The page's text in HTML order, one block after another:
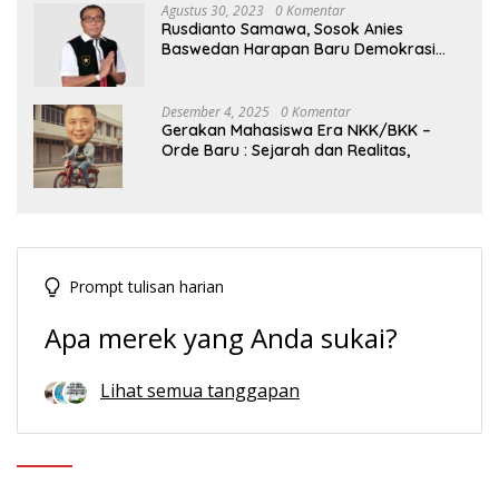
Agustus 30, 2023 0 Komentar
Rusdianto Samawa, Sosok Anies
Baswedan Harapan Baru Demokrasi
Desember 4, 2025 0 Komentar
Gerakan Mahasiswa Era NKK/BKK –
Orde Baru : Sejarah dan Realitas,
Prompt tulisan harian
Apa merek yang Anda sukai?
Lihat semua tanggapan